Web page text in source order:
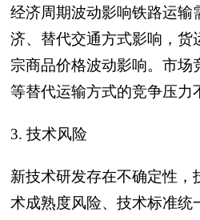
经济周期波动影响铁路运输
济、替代交通方式影响，货
宗商品价格波动影响。市场
等替代运输方式的竞争压力
3. 技术风险
新技术研发存在不确定性，
术成熟度风险、技术标准统